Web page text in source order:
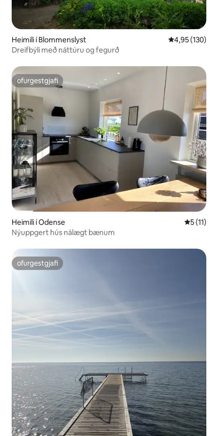
Heimili í Blommenslyst 4,95 af 5 í
4,95 (130)
Dreifbýli með náttúru og fegurð
ofurgestgjafi
ofurgestgjafi
Heimili í Odense 5 af 5 í
5 (11)
Nýuppgert hús nálægt bænum
ofurgestgjafi
ofurgestgjafi